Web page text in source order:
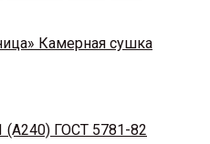
Камерная сушка
(A240) ГОСТ 5781-82